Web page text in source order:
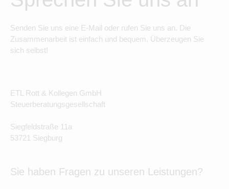
Senden Sie uns eine E-Mail oder rufen Sie uns an. Die
Zusammenarbeit ist einfach und bequem. Überzeugen Sie
sich selbst!
ETL Rott & Kollegen GmbH
Steuerberatungsgesellschaft
Siegfeldstraße 11a
53721 Siegburg
Sie haben Fragen zu unseren Leistungen?